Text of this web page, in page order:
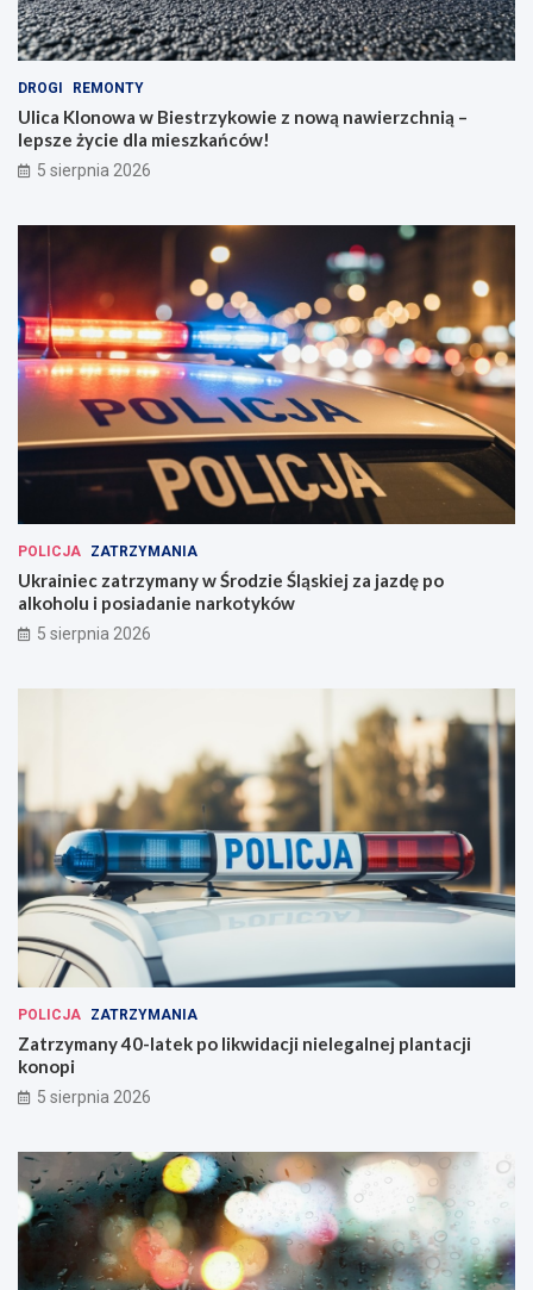
DROGI REMONTY
Ulica Klonowa w Biestrzykowie z nową nawierzchnią –
lepsze życie dla mieszkańców!
5 sierpnia 2026
POLICJA ZATRZYMANIA
Ukrainiec zatrzymany w Środzie Śląskiej za jazdę po
alkoholu i posiadanie narkotyków
5 sierpnia 2026
POLICJA ZATRZYMANIA
Zatrzymany 40-latek po likwidacji nielegalnej plantacji
konopi
5 sierpnia 2026